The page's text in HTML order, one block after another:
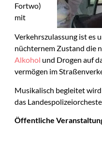
Fortwo)
mit
Verkehrszulassung ist es
nüchternem Zustand die
Alkohol und Drogen auf
vermögen im
Musikalisch begleitet
das
Öffentliche